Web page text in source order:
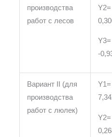
производства
работ с лесов
-
Вариант II (для
производства
работ с люлек)